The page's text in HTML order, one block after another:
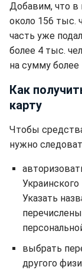
Добавим, что в
около 156 тыс.
часть уже
более 4 тыс.
на сумму более
Как
карту
Чтобы
нужно
Указать
выбрать
другого